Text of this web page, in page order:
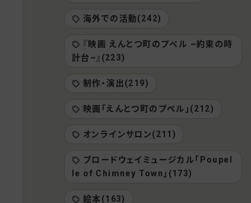
海外での活動(242)
『映画 えんとつ町のプペル ~約束の時
計台~』(223)
制作・演出(219)
映画「えんとつ町のプぺル」(212)
オンラインサロン(211)
ブロードウェイミュージカル「Poupel
le of Chimney Town」(173)
絵本(163)